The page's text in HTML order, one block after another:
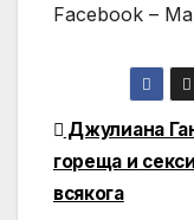
Facebook –
Джулиана
гореща и
всякога